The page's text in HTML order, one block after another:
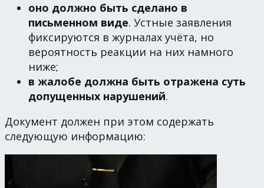
оно должно быть сделано в
письменном виде. Устные заявления
фиксируются в журналах учёта, но
вероятность реакции на них намного
ниже;
в жалобе должна быть отражена суть
допущенных нарушений.
Документ должен при этом содержать
следующую информацию: